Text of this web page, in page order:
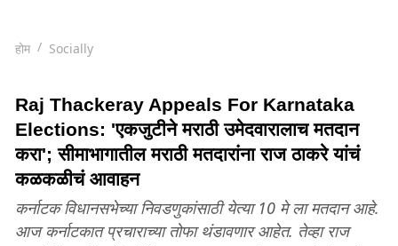
होम Socially
Raj Thackeray Appeals For Karnataka
Elections: 'एकजुटीने मराठी उमेदवारालाच मतदान
करा'; सीमाभागातील मराठी मतदारांना राज ठाकरे यांचं
कळकळीचं आवाहन
कर्नाटक विधानसभेच्या निवडणुकांसाठी येत्या 10 मे ला मतदान आहे.
आज कर्नाटकात प्रचाराच्या तोफा थंडावणार आहेत. तेव्हा राज